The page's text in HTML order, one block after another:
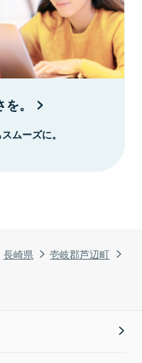
長崎県
壱岐郡芦辺町
。
ムーズに。